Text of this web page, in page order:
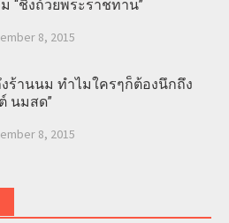
“ชิงถ้วยพระราชทาน”
8, 2015
ร้านนม ทำไมใครๆก็ต้องนึกถึง
นมสด”
8, 2015